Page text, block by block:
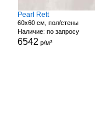
Pearl Rett
60x60 см, пол/стены
Наличие: по запросу
6542 р/м²